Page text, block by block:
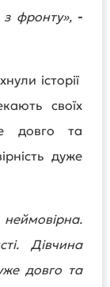
з фронту», -
історії
своїх
довго та
дуже
Дівчина
довго та